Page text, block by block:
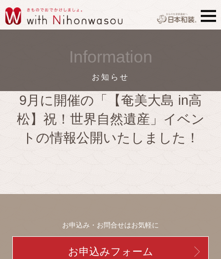
Information
お知らせ
9月に開催の「【奄美大島 in高
松】祝！世界自然遺産」イベン
トの情報公開いたしました！
お申込み・お問合せはお気軽に
お申込みフォーム